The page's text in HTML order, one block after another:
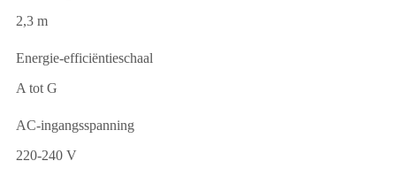
2,3 m
Energie-efficiëntieschaal
A tot G
AC-ingangsspanning
220-240 V